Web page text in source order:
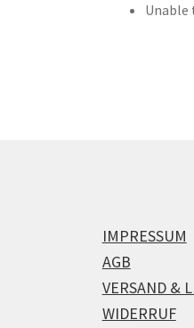
Unable
IMPRESSUM
AGB
VERSAND &
WIDERRUF